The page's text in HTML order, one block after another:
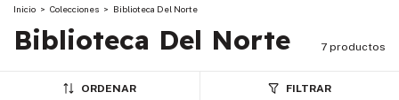
Inicio > Colecciones > Biblioteca Del Norte
Biblioteca Del Norte 7 productos
ORDENAR FILTRAR